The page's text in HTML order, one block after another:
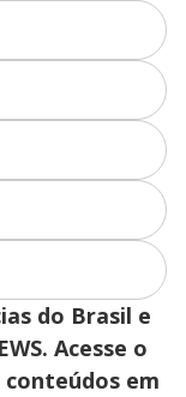
do Brasil e
Acesse o
em